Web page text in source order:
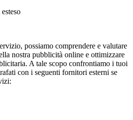
possiamo comprendere e valutare
nostra pubblicità online e ottimizzare
A tale scopo confrontiamo i tuoi
con i seguenti fornitori esterni se